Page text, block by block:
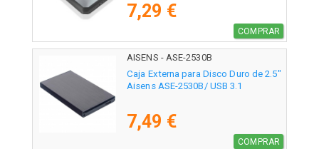
7,29 €
COMPRAR
AISENS - ASE-2530B
Caja Externa para Disco Duro de 2.5"
Aisens ASE-2530B/ USB 3.1
7,49 €
COMPRAR